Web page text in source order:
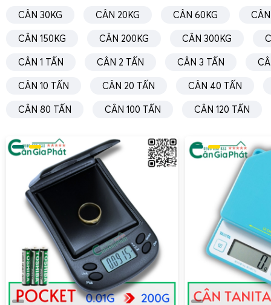
CÂN 30KG CÂN 20KG CÂN 60KG
CÂN 150KG CÂN 200KG CÂN 300KG
CÂN 1 TẤN CÂN 2 TẤN CÂN 3 TẤN
CÂN 10 TẤN CÂN 20 TẤN CÂN 40 TẤN
CÂN 80 TẤN CÂN 100 TẤN CÂN 120 TẤN